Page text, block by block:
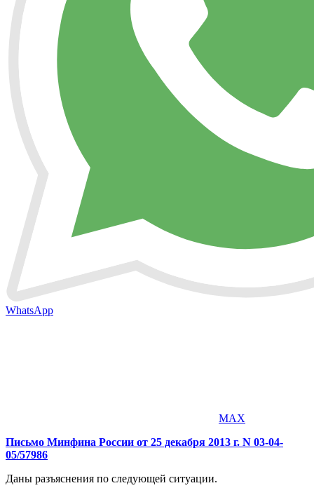
WhatsApp
MAX
Письмо Минфина России от 25 декабря 2013 г. N 03-04-
05/57986
Даны разъяснения по следующей ситуации.